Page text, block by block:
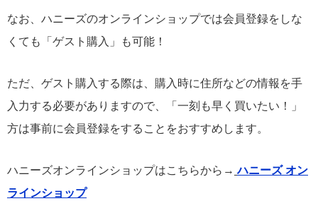
なお、ハニーズのオンラインショップでは会員登録をしな
くても「ゲスト購入」も可能！
ただ、ゲスト購入する際は、購入時に住所などの情報を手
入力する必要がありますので、「一刻も早く買いたい！」
方は事前に会員登録をすることをおすすめします。
ハニーズオンラインショップはこちらから→ ハニーズ オン
ラインショップ